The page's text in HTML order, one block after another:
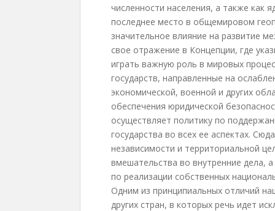
численности населения, а также как
последнее место в общемировом
значительное влияние на развитие
свое отражение в Концепции, где
играть важную роль в мировых
государств, направленные на
экономической, военной и других
обеспечения юридической
осуществляет политику по
государства во всех ее аспектах.
независимости и территориальной
вмешательства во внутренние дела,
по реализации собственных
Одним из принципиальных отличий
других стран, в которых речь идет